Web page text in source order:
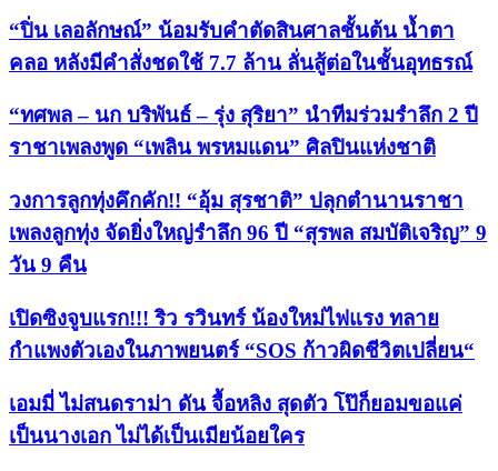
“ปิ่น เลอลักษณ์” น้อมรับคำตัดสินศาลชั้นต้น น้ำตา
คลอ หลังมีคำสั่งชดใช้ 7.7 ล้าน ลั่นสู้ต่อในชั้นอุทธรณ์
“ทศพล – นก บริพันธ์ – รุ่ง สุริยา” นำทีมร่วมรำลึก 2 ปี
ราชาเพลงพูด “เพลิน พรหมแดน” ศิลปินแห่งชาติ
วงการลูกทุ่งคึกคัก!! “อุ้ม สุรชาติ” ปลุกตำนานราชา
เพลงลูกทุ่ง จัดยิ่งใหญ่รำลึก 96 ปี “สุรพล สมบัติเจริญ” 9
วัน 9 คืน
เปิดซิงจูบแรก!!! ริว รวินทร์ น้องใหม่ไฟแรง ทลาย
กำแพงตัวเองในภาพยนตร์ “SOS ก้าวผิดชีวิตเปลี่ยน“
เอมมี่ ไม่สนดราม่า ดัน จื้อหลิง สุดตัว โป๊ก็ยอมขอแค่
เป็นนางเอก ไม่ได้เป็นเมียน้อยใคร